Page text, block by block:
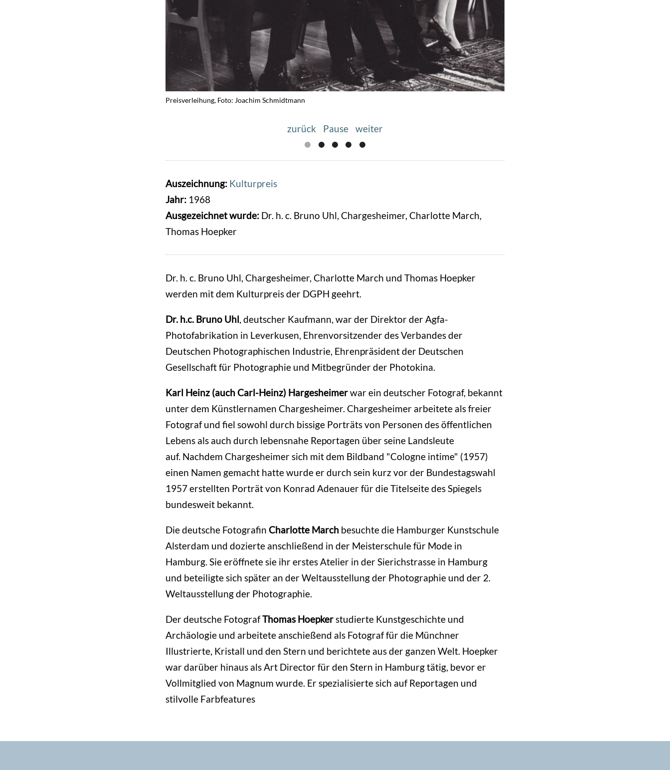
Preisverleihung, Foto: Joachim Schmidtmann
Preisverleihung, Foto: Joachim Schmidtmann
zurück Pause weiter
Auszeichnung: Kulturpreis
Jahr: 1968
Ausgezeichnet wurde: Dr. h. c. Bruno Uhl, Chargesheimer, Charlotte March,
Thomas Hoepker
Dr. h. c. Bruno Uhl, Chargesheimer, Charlotte March und Thomas Hoepker
werden mit dem Kulturpreis der DGPH geehrt.
Dr. h.c. Bruno Uhl, deutscher Kaufmann, war der Direktor der Agfa-
Photofabrikation in Leverkusen, Ehrenvorsitzender des Verbandes der
Deutschen Photographischen Industrie, Ehrenpräsident der Deutschen
Gesellschaft für Photographie und Mitbegründer der Photokina.
Karl Heinz (auch Carl-Heinz) Hargesheimerwar ein deutscher Fotograf, bekannt
unter dem Künstlernamen Chargesheimer. Chargesheimer arbeitete als freier
Fotograf und fiel sowohl durch bissige Porträts von Personen des öffentlichen
Lebens als auch durch lebensnahe Reportagen über seine Landsleute
auf. Nachdem Chargesheimer sich mit dem Bildband "Cologne intime" (1957)
einen Namen gemacht hatte wurde er durch sein kurz vor der Bundestagswahl
1957 erstellten Porträt von Konrad Adenauer für die Titelseite des Spiegels
bundesweit bekannt.
Die deutsche Fotografin Charlotte March besuchte die Hamburger Kunstschule
Alsterdam und dozierte anschließend in der Meisterschule für Mode in
Hamburg. Sie eröffnete sie ihr erstes Atelier in der Sierichstrasse in Hamburg
und beteiligte sich später an der Weltausstellung der Photographie und der 2.
Weltausstellung der Photographie.
Der deutsche FotografThomas Hoepkerstudierte Kunstgeschichte und
Archäologie und arbeitete anschießend als Fotograf für die Münchner
Illustrierte, Kristall und den Stern und berichtete aus der ganzen Welt. Hoepker
war darüber hinaus als Art Director für den Stern in Hamburg tätig, bevor er
Vollmitglied von Magnum wurde. Er spezialisierte sich auf Reportagen und
stilvolle Farbfeatures